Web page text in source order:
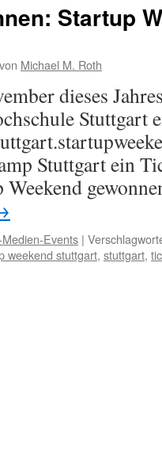
Startup
von Michael M. Roth
dieses
Stuttgart
Stuttgart ein
Events |
weekend stuttgart, stuttgart,